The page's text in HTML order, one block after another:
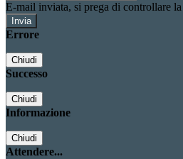
E-mail inviata, si prega di controllare
Errore
Chiudi
Successo
Chiudi
Informazione
Chiudi
Attendere...